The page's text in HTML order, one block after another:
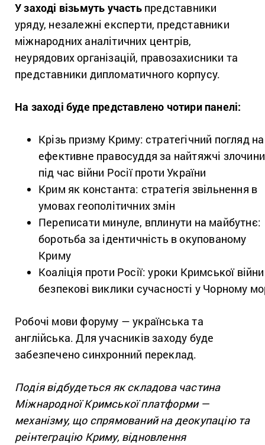
У заході візьмуть участь представники
уряду, незалежні експерти, представники
міжнародних аналітичних центрів,
неурядових організацій, правозахисники та
представники дипломатичного корпусу.
На заході буде представлено чотири панелі:
Крізь призму Криму: стратегічний погляд на
ефективне правосуддя за найтяжчі злочини
під час війни Росії проти України
Крим як константа: стратегія звільнення в
умовах геополітичних змін
Переписати минуле, вплинути на майбутнє:
боротьба за ідентичність в окупованому
Криму
Коаліція проти Росії: уроки Кримської
безпекові виклики сучасності у Чорному
Робочі мови форуму — українська та
англійська. Для учасників заходу буде
забезпечено синхронний переклад.
Подія відбудеться як складова частина
Міжнародної Кримської платформи —
механізму, що спрямований на деокупацію та
реінтеграцію Криму, відновлення